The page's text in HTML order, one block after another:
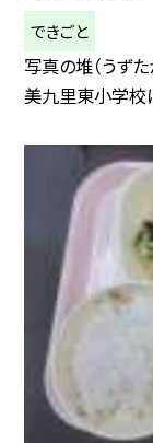
できごと
写真の堆（うずた
美九里東小学校